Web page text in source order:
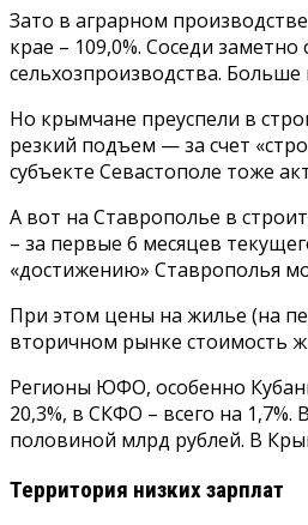
Зато в аграрном
крае – 109,0%. Соседи
сельхозпроизводства.
Но крымчане преуспели в
резкий подъем — за счет
субъекте Севастополе тоже
А вот на Ставрополье в
– за первые 6 месяцев
«достижению» Ставрополья
При этом цены на жилье (на
вторичном рынке стоимость
Регионы ЮФО, особенно
20,3%, в СКФО – всего на
половиной млрд рублей. В
Территория низких зарплат